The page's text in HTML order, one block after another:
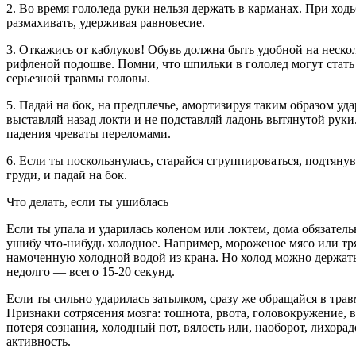
2. Во время гололеда руки нельзя держать в карманах. При
размахивать, удерживая равновесие.
3. Откажись от каблуков! Обувь должна быть удобной на
рифленой подошве. Помни, что шпильки в гололед могут
серьезной травмы головы.
5. Падай на бок, на предплечье, амортизируя таким образом
выставляй назад локти и не подставляй ладонь вытянутой
падения чреваты переломами.
6. Если ты поскользнулась, старайся сгруппироваться,
груди, и падай на бок.
Что делать, если ты ушиблась
Если ты упала и ударилась коленом или локтем, дома
ушибу что-нибудь холодное. Например, мороженое мясо или
намоченную холодной водой из крана. Но холод можно
недолго — всего 15-20 секунд.
Если ты сильно ударилась затылком, сразу же обращайся в
Признаки сотрясения мозга: тошнота, рвота, головокружение,
потеря сознания, холодный пот, вялость или, наоборот,
активность.